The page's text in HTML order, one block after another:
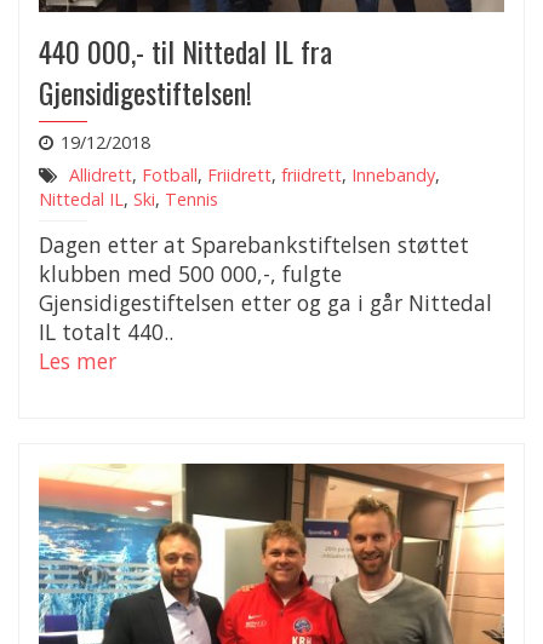
440 000,- til Nittedal IL fra
Gjensidigestiftelsen!
19/12/2018
Allidrett, Fotball, Friidrett, friidrett, Innebandy,
Nittedal IL , Ski, Tennis
Dagen etter at Sparebankstiftelsen støttet
klubben med 500 000,-, fulgte
Gjensidigestiftelsen etter og ga i går Nittedal
IL totalt 440..
Les mer